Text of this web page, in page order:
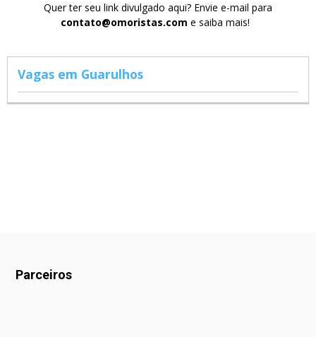
Quer ter seu link divulgado aqui? Envie e-mail para
contato@omoristas.com e saiba mais!
Vagas em Guarulhos
Parceiros